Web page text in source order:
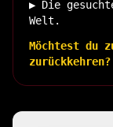
▶ Die
Welt.
Möchtest du
zurückkehren?